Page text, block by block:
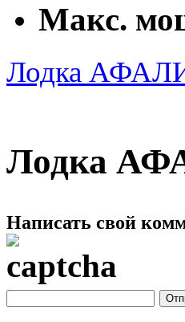
Макс.
Лодка
Лодка
Написать свой